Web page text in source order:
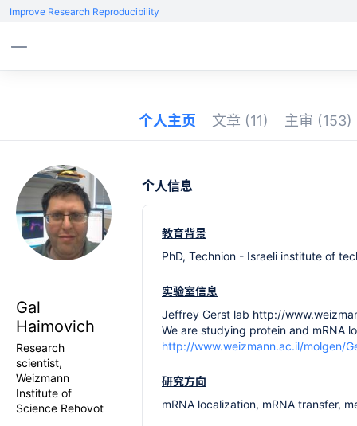
Improve Research Reproducibility
个人主页 文章 (11) 主审 (153)
Gal
Haimovich
Research
scientist,
Weizmann
Institute of
Science Rehovot
个人信息
教育背景
PhD, Technion - Israeli institute of
实验室信息
Jeffrey Gerst lab http://
We are studying protein and mRNA
http://www.weizmann.ac.il/molgen/
研究方向
mRNA localization, mRNA transfer,